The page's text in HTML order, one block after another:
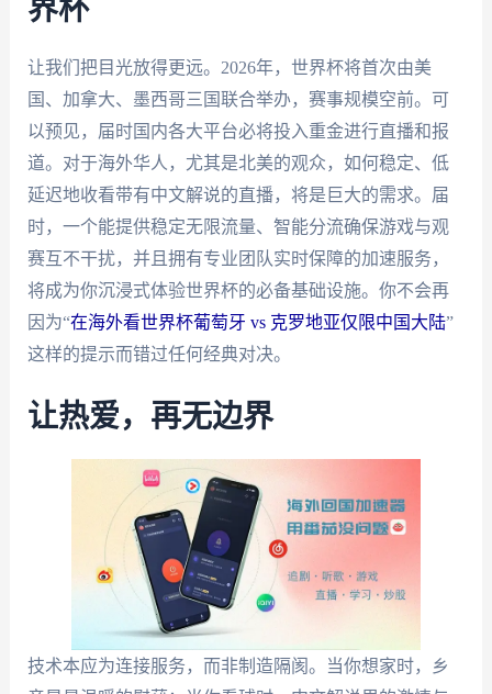
界杯
让我们把目光放得更远。2026年，世界杯将首次由美
国、加拿大、墨西哥三国联合举办，赛事规模空前。可
以预见，届时国内各大平台必将投入重金进行直播和报
道。对于海外华人，尤其是北美的观众，如何稳定、低
延迟地收看带有中文解说的直播，将是巨大的需求。届
时，一个能提供稳定无限流量、智能分流确保游戏与观
赛互不干扰，并且拥有专业团队实时保障的加速服务，
将成为你沉浸式体验世界杯的必备基础设施。你不会再
因为“在海外看世界杯葡萄牙 vs 克罗地亚仅限中国大陆”
这样的提示而错过任何经典对决。
让热爱，再无边界
技术本应为连接服务，而非制造隔阂。当你想家时，乡